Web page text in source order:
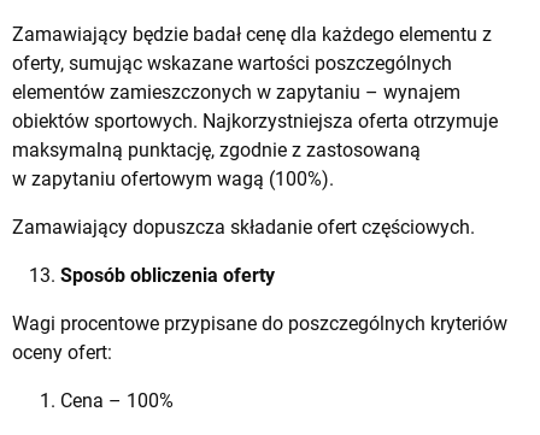
Zamawiający będzie badał cenę dla każdego elementu z
oferty, sumując wskazane wartości poszczególnych
elementów zamieszczonych w zapytaniu – wynajem
obiektów sportowych. Najkorzystniejsza oferta otrzymuje
maksymalną punktację, zgodnie z zastosowaną
w zapytaniu ofertowym wagą (100%).
Zamawiający dopuszcza składanie ofert częściowych.
Sposób obliczenia oferty
Wagi procentowe przypisane do poszczególnych kryteriów
oceny ofert:
Cena – 100%